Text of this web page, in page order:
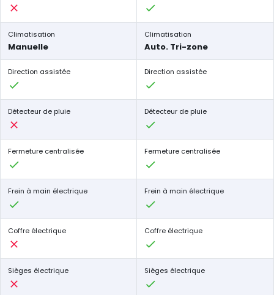
Climatisation
Manuelle
Climatisation
Auto. Tri-zone
Direction assistée Direction assistée
Détecteur de pluie Détecteur de pluie
Fermeture centralisée Fermeture centralisée
Frein à main électrique Frein à main électrique
Coffre électrique Coffre électrique
Sièges électrique Sièges électrique